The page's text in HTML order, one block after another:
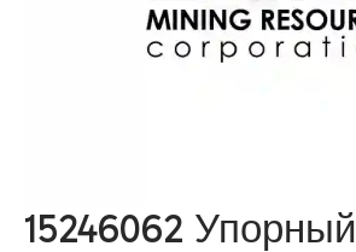
15246062 Упорный